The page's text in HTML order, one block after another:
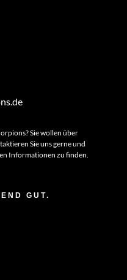
Sie wollen über
Sie uns gerne und
Informationen zu finden.
GUT.